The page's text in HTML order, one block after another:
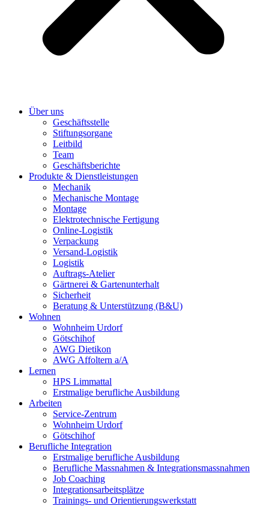
Über uns
Geschäftsstelle
Stiftungsorgane
Leitbild
Team
Geschäftsberichte
Produkte & Dienstleistungen
Mechanik
Mechanische Montage
Montage
Elektrotechnische Fertigung
Online-Logistik
Verpackung
Versand-Logistik
Logistik
Auftrags-Atelier
Gärtnerei & Gartenunterhalt
Sicherheit
Beratung & Unterstützung (B&U)
Wohnen
Wohnheim Urdorf
Götschihof
AWG Dietikon
AWG Affoltern a/A
Lernen
HPS Limmattal
Erstmalige berufliche Ausbildung
Arbeiten
Service-Zentrum
Wohnheim Urdorf
Götschihof
Berufliche Integration
Erstmalige berufliche Ausbildung
Berufliche Massnahmen & Integrationsmassnahmen
Job Coaching
Integrationsarbeitsplätze
Trainings- und Orientierungswerkstatt